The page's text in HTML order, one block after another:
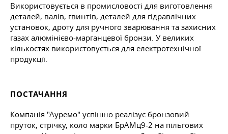
Використовується в промисловості для виготовлення
деталей, валів, гвинтів, деталей для гідравлічних
установок, дроту для ручного зварювання та захисних
газах алюмінієво-марганцевої бронзи. У великих
кількостях використовується для електротехнічної
продукції.
ПОСТАЧАННЯ
Компанія "Ауремо" успішно реалізує бронзовий
пруток, стрічку, коло марки БрАМц9-2 на пільгових